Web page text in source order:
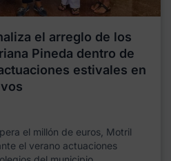
el arreglo de los
Pineda dentro de
estivales en
el millón de euros, Motril
el verano actuaciones